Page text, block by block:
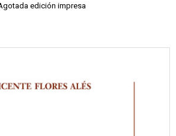
edición impresa